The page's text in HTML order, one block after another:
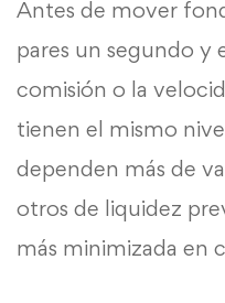
Antes de mover
pares un segundo y
comisión o la
tienen el mismo
dependen más de
otros de liquidez
más minimizada en